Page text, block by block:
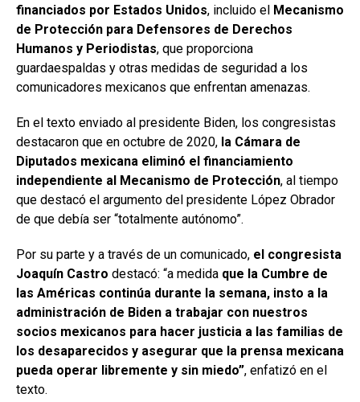
financiados por Estados Unidos, incluido el Mecanismo
de Protección para Defensores de Derechos
Humanos y Periodistas, que proporciona
guardaespaldas y otras medidas de seguridad a los
comunicadores mexicanos que enfrentan amenazas.
En el texto enviado al presidente Biden, los congresistas
destacaron que en octubre de 2020, la Cámara de
Diputados mexicana eliminó el financiamiento
independiente al Mecanismo de Protección, al tiempo
que destacó el argumento del presidente López Obrador
de que debía ser “totalmente autónomo”.
Por su parte y a través de un comunicado, el congresista
Joaquín Castro destacó: “a medida que la Cumbre de
las Américas continúa durante la semana, insto a la
administración de Biden a trabajar con nuestros
socios mexicanos para hacer justicia a las familias de
los desaparecidos y asegurar que la prensa mexicana
pueda operar libremente y sin miedo”, enfatizó en el
texto.